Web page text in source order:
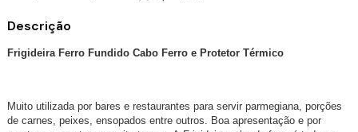
Descrição
Frigideira Ferro Fundido Cabo Ferro e Protetor Térmico
Muito utilizada por bares e restaurantes para servir parmegiana, porções
de carnes, peixes, ensopados entre outros. Boa apresentação e por